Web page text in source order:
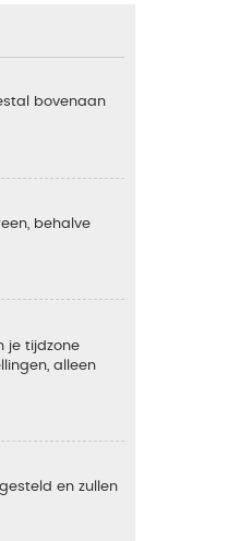
bovenaan
behalve
je tijdzone
alleen
en zullen